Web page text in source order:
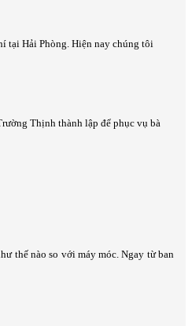
tại Hải Phòng. Hiện nay chúng tôi
Thịnh thành lập để phục vụ bà
thế nào so với máy móc. Ngay từ ban